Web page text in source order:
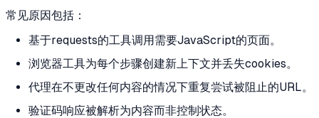
常见原因包括：
基于requests的工具调用需要JavaScript的页面。
浏览器工具为每个步骤创建新上下文并丢失cookies。
代理在不更改任何内容的情况下重复尝试被阻止的URL。
验证码响应被解析为内容而非控制状态。